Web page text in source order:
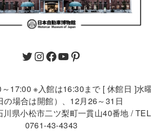
17:00 ※入館は16:30まで [ 休館日 ]水
の場合は開館）、12月26～31日
川県小松市二ツ梨町一貫山40番地 /
0761-43-4343